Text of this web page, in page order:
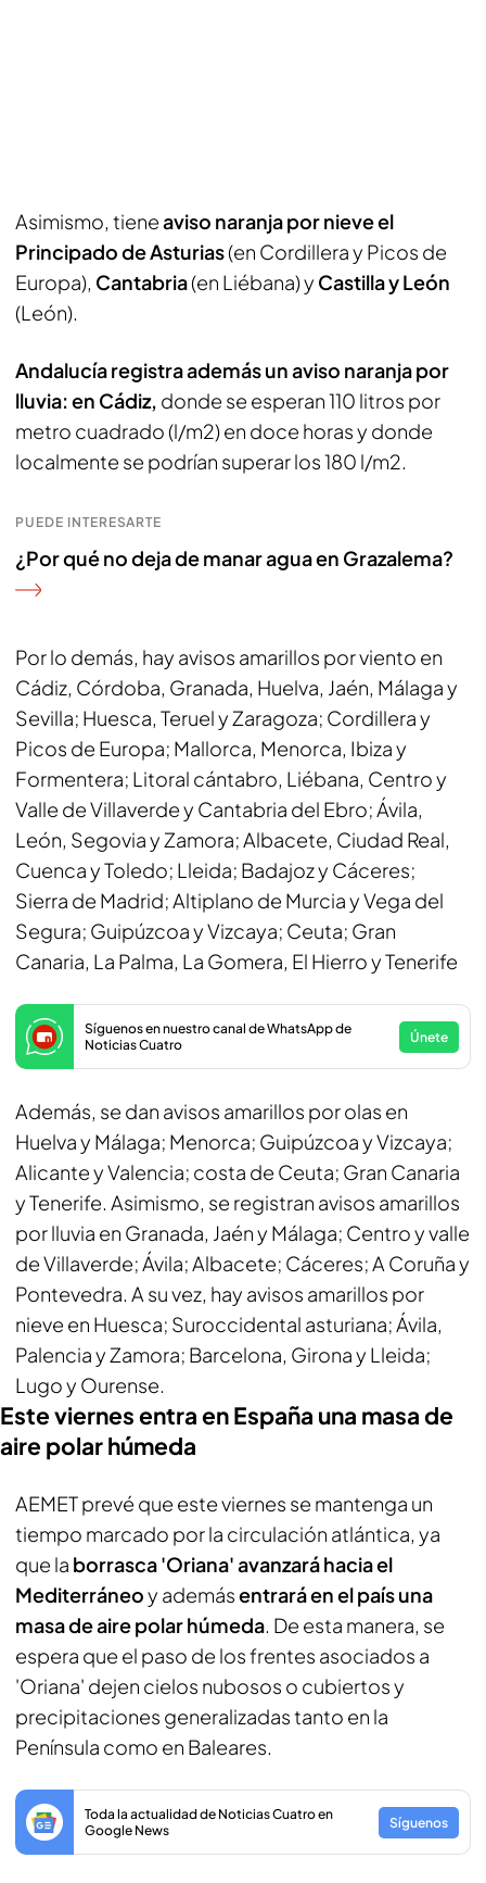
Asimismo, tieneaviso naranja por nieve el
Principado de Asturias(en Cordillera y Picos de
Europa), Cantabria(en Liébana) y Castilla y León
(León).
Andalucía registra además un aviso naranja por
lluvia: en Cádiz, donde se esperan 110 litros por
metro cuadrado (l/m2) en doce horas y donde
localmente se podrían superar los 180 l/m2.
PUEDE INTERESARTE
¿Por qué no deja de manar agua en Grazalema?
Por lo demás, hay avisos amarillos por viento en
Cádiz, Córdoba, Granada, Huelva, Jaén, Málaga y
Sevilla; Huesca, Teruel y Zaragoza; Cordillera y
Picos de Europa; Mallorca, Menorca, Ibiza y
Formentera; Litoral cántabro, Liébana, Centro y
Valle de Villaverde y Cantabria del Ebro; Ávila,
León, Segovia y Zamora; Albacete, Ciudad Real,
Cuenca y Toledo; Lleida; Badajoz y Cáceres;
Sierra de Madrid; Altiplano de Murcia y Vega del
Segura; Guipúzcoa y Vizcaya; Ceuta; Gran
Canaria, La Palma, La Gomera, El Hierro y Tenerife
Síguenos en nuestro canal de WhatsApp de
Noticias Cuatro
Únete
Además, se dan avisos amarillos por olas en
Huelva y Málaga; Menorca; Guipúzcoa y Vizcaya;
Alicante y Valencia; costa de Ceuta; Gran Canaria
y Tenerife. Asimismo, se registran avisos amarillos
por lluvia en Granada, Jaén y Málaga; Centro y valle
de Villaverde; Ávila; Albacete; Cáceres; A Coruña y
Pontevedra. A su vez, hay avisos amarillos por
nieve en Huesca; Suroccidental asturiana; Ávila,
Palencia y Zamora; Barcelona, Girona y Lleida;
Lugo y Ourense.
Este viernes entra en España una masa de
aire polar húmeda
AEMET prevé que este viernes se mantenga un
tiempo marcado por la circulación atlántica, ya
que la borrasca 'Oriana' avanzará hacia el
Mediterráneoy ademásentrará en el país una
masa de aire polar húmeda. De esta manera, se
espera que el paso de los frentes asociados a
'Oriana' dejen cielos nubosos o cubiertos y
precipitaciones generalizadas tanto en la
Península como en Baleares.
Toda la actualidad de Noticias Cuatro en
Google News
Síguenos